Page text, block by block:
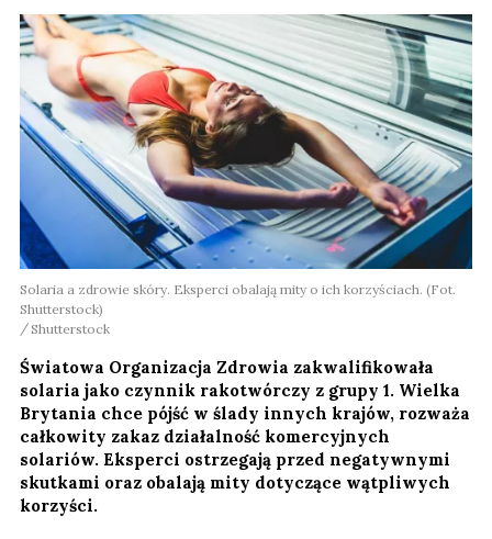
Solaria a zdrowie skóry. Eksperci obalają mity o ich korzyściach. (Fot.
Shutterstock)
Shutterstock
Światowa Organizacja Zdrowia zakwalifikowała
solaria jako czynnik rakotwórczy z grupy 1. Wielka
Brytania chce pójść w ślady innych krajów, rozważa
całkowity zakaz działalność komercyjnych
solariów. Eksperci ostrzegają przed negatywnymi
skutkami oraz obalają mity dotyczące wątpliwych
korzyści.